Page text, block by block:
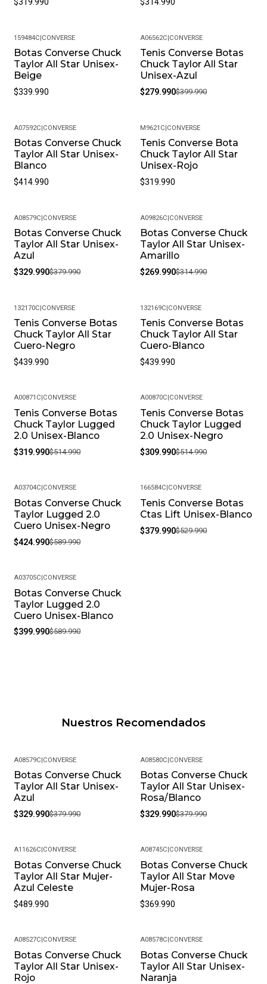
Productos Químicos Fuertes. Almacénalos En Un Lugar
• Peso Del Producto: Ligero, Ideal Para Uso Diario.
159484C|CONVERSE
Botas Converse Chuck
Taylor All Star Unisex-
Beige
$339.990
-30%
A06562C|CONVERSE
Tenis Converse Botas
Chuck Taylor All Star
Unisex-Azul
$279.990$399.990
A07592C|CONVERSE
Botas Converse Chuck
Taylor All Star Unisex-
Blanco
$414.990
M9621C|CONVERSE
Tenis Converse Bota
Chuck Taylor All Star
Unisex-Rojo
$319.990
-13%
A08579C|CONVERSE
Botas Converse Chuck
Taylor All Star Unisex-
Azul
$329.990$379.990
-14%
A09826C|CONVERSE
Botas Converse Chuck
Taylor All Star Unisex-
Amarillo
$269.990$314.990
132170C|CONVERSE
Tenis Converse Botas
Chuck Taylor All Star
Cuero-Negro
$439.990
132169C|CONVERSE
Tenis Converse Botas
Chuck Taylor All Star
Cuero-Blanco
$439.990
-38%
A00871C CONVERSE
Tenis Converse Botas
Chuck Taylor Lugged
2.0 Unisex-Blanco
$319.990$514.990
-40%
A00870C CONVERSE
Tenis Converse Botas
Chuck Taylor Lugged
2.0 Unisex-Negro
$309.990$514.990
-28%
A03704C CONVERSE
Botas Converse Chuck
Taylor Lugged 2.0
Cuero Unisex-Negro
$424.990$589.990
-28%
166584C CONVERSE
Tenis Converse Botas
Ctas Lift Unisex-Blanco
$379.990$529.990
-32%
A03705C CONVERSE
Botas Converse Chuck
Taylor Lugged 2.0
Cuero Unisex-Blanco
$399.990$589.990
Nuestros Recomendados
-13%
A08579C|CONVERSE
Botas Converse Chuck
Taylor All Star Unisex-
Azul
$329.990$379.990
-13%
A08580C|CONVERSE
Botas Converse Chuck
Taylor All Star Unisex-
Rosa/Blanco
$329.990$379.990
A11626C CONVERSE
Botas Converse Chuck
Taylor All Star Mujer-
Azul Celeste
$489.990
A08745C CONVERSE
Botas Converse Chuck
Taylor All Star Move
Mujer-Rosa
$369.990
A08527C CONVERSE
Botas Converse Chuck
Taylor All Star Unisex-
Rojo
A08578C CONVERSE
Botas Converse Chuck
Taylor All Star Unisex-
Naranja